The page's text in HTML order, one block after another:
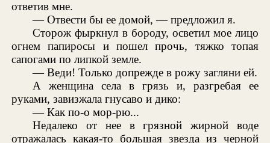
ответив мне.
— Отвести бы ее домой, — предложил я.
Сторож фыркнул в бороду, осветил мое лицо
огнем папиросы и пошел прочь, тяжко топая
сапогами по липкой земле.
— Веди! Только допрежде в рожу загляни ей.
А женщина села в грязь и, разгребая ее
руками, завизжала гнусаво и дико:
— Как по-о мор-рю...
Недалеко от нее в грязной жирной воде
отражалась какая-то большая звезда из черной